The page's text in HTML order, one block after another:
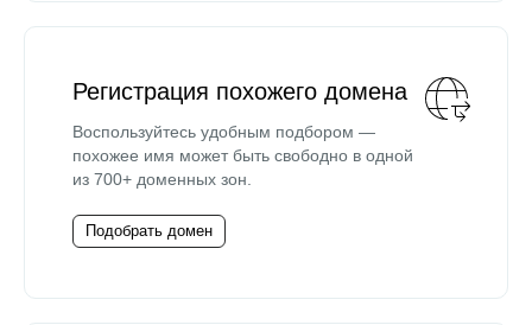
Регистрация похожего домена
Воспользуйтесь удобным подбором —
похожее имя может быть свободно в одной
из 700+ доменных зон.
Подобрать домен